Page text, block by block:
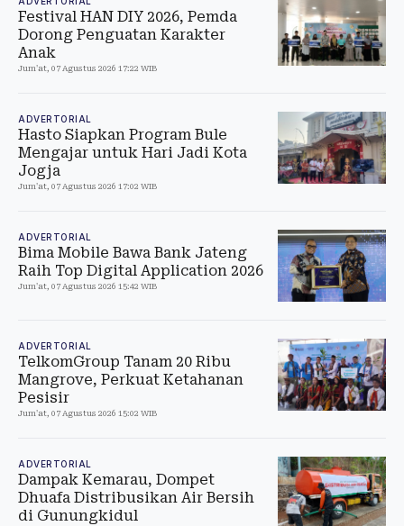
Festival HAN DIY 2026, Pemda
Dorong Penguatan Karakter
Anak
Jum'at, 07 Agustus 2026 17:22 WIB
ADVERTORIAL
Hasto Siapkan Program Bule
Mengajar untuk Hari Jadi Kota
Jogja
Jum'at, 07 Agustus 2026 17:02 WIB
ADVERTORIAL
Bima Mobile Bawa Bank Jateng
Raih Top Digital Application 2026
Jum'at, 07 Agustus 2026 15:42 WIB
ADVERTORIAL
TelkomGroup Tanam 20 Ribu
Mangrove, Perkuat Ketahanan
Pesisir
Jum'at, 07 Agustus 2026 15:02 WIB
ADVERTORIAL
Dampak Kemarau, Dompet
Dhuafa Distribusikan Air Bersih
di Gunungkidul